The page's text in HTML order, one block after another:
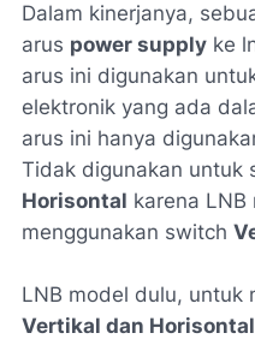
Dalam kinerjanya,
arus power supply ke
arus ini digunakan
elektronik yang ada
arus ini hanya
Tidak digunakan untuk
Horisontal karena
menggunakan switch
LNB model dulu, untuk
Vertikal dan Horisontal